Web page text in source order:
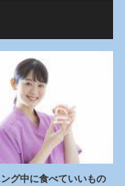
グ中に食べていいもの